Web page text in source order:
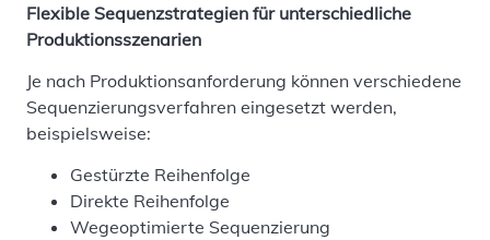
Flexible Sequenzstrategien für unterschiedliche
Produktionsszenarien
Je nach Produktionsanforderung können verschiedene
Sequenzierungsverfahren eingesetzt werden,
beispielsweise:
Gestürzte Reihenfolge
Direkte Reihenfolge
Wegeoptimierte Sequenzierung